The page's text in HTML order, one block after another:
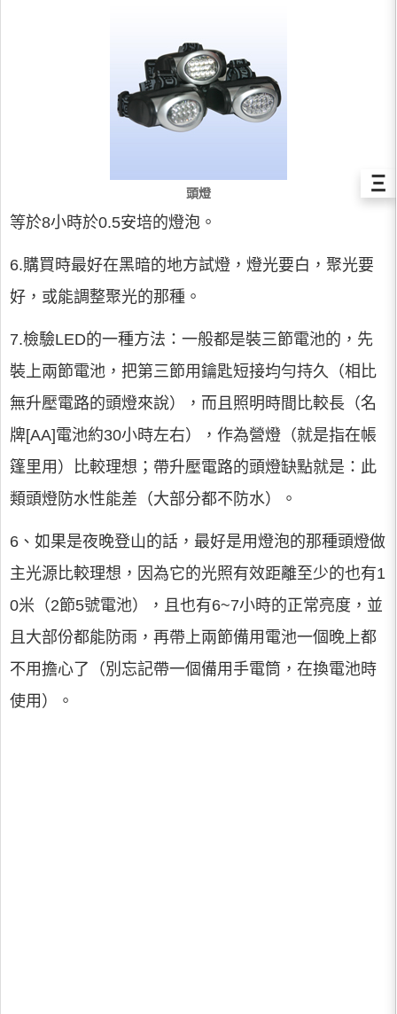
頭燈
等於8小時於0.5安培的燈泡。
6.購買時最好在黑暗的地方試燈，燈光要白，聚光要
好，或能調整聚光的那種。
7.檢驗LED的一種方法：一般都是裝三節電池的，先
裝上兩節電池，把第三節用鑰匙短接均勻持久（相比
無升壓電路的頭燈來說），而且照明時間比較長（名
牌[AA]電池約30小時左右），作為營燈（就是指在帳
篷里用）比較理想；帶升壓電路的頭燈缺點就是：此
類頭燈防水性能差（大部分都不防水）。
6、如果是夜晚登山的話，最好是用燈泡的那種頭燈做
主光源比較理想，因為它的光照有效距離至少的也有1
0米（2節5號電池），且也有6~7小時的正常亮度，並
且大部份都能防雨，再帶上兩節備用電池一個晚上都
不用擔心了（別忘記帶一個備用手電筒，在換電池時
使用）。
Ξ